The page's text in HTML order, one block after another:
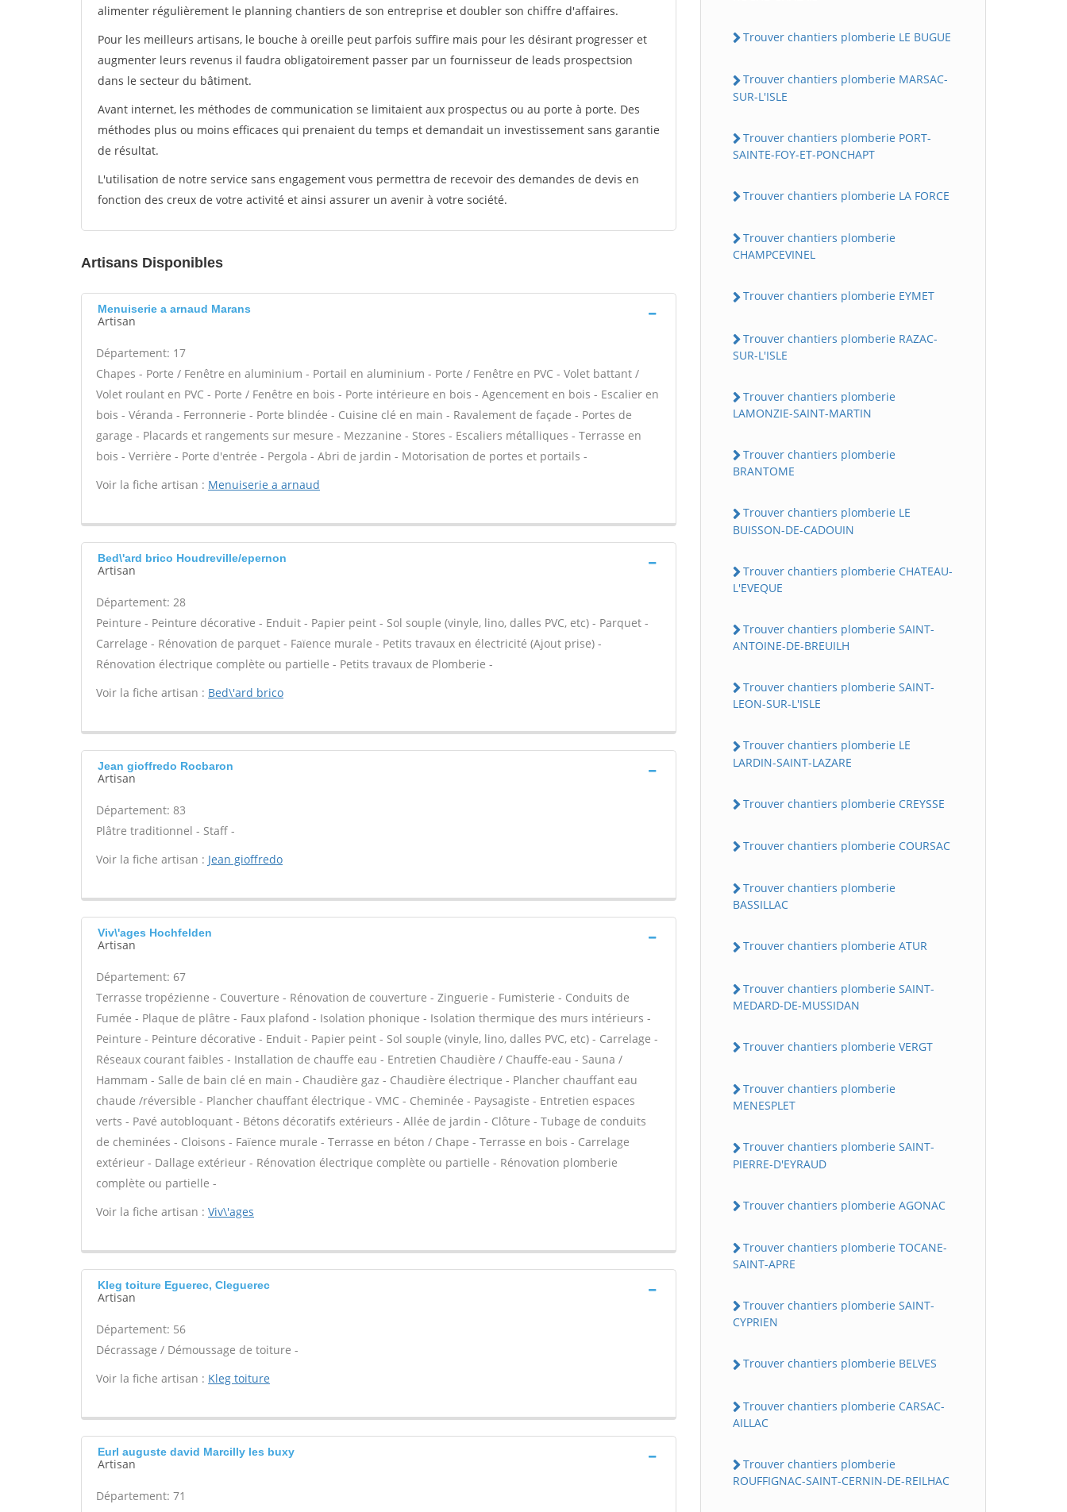
alimenter régulièrement le planning chantiers de son entreprise et doubler son chiffre d'affaires.
Pour les meilleurs artisans, le bouche à oreille peut parfois suffire mais pour les désirant progresser et
augmenter leurs revenus il faudra obligatoirement passer par un fournisseur de leads prospectsion
dans le secteur du bâtiment.
Avant internet, les méthodes de communication se limitaient aux prospectus ou au porte à porte. Des
méthodes plus ou moins efficaces qui prenaient du temps et demandait un investissement sans garantie
de résultat.
L'utilisation de notre service sans engagement vous permettra de recevoir des demandes de devis en
fonction des creux de votre activité et ainsi assurer un avenir à votre société.
Artisans Disponibles
Menuiserie a arnaud Marans
Artisan
Département: 17
Chapes - Porte / Fenêtre en aluminium - Portail en aluminium - Porte / Fenêtre en PVC - Volet battant /
Volet roulant en PVC - Porte / Fenêtre en bois - Porte intérieure en bois - Agencement en bois - Escalier en
bois - Véranda - Ferronnerie - Porte blindée - Cuisine clé en main - Ravalement de façade - Portes de
garage - Placards et rangements sur mesure - Mezzanine - Stores - Escaliers métalliques - Terrasse en
bois - Verrière - Porte d'entrée - Pergola - Abri de jardin - Motorisation de portes et portails -
Voir la fiche artisan : Menuiserie a arnaud
Bed\'ard brico Houdreville/epernon
Artisan
Département: 28
Peinture - Peinture décorative - Enduit - Papier peint - Sol souple (vinyle, lino, dalles PVC, etc) - Parquet -
Carrelage - Rénovation de parquet - Faïence murale - Petits travaux en électricité (Ajout prise) -
Rénovation électrique complète ou partielle - Petits travaux de Plomberie -
Voir la fiche artisan : Bed\'ard brico
Jean gioffredo Rocbaron
Artisan
Département: 83
Plâtre traditionnel - Staff -
Voir la fiche artisan : Jean gioffredo
Viv\'ages Hochfelden
Artisan
Département: 67
Terrasse tropézienne - Couverture - Rénovation de couverture - Zinguerie - Fumisterie - Conduits de
Fumée - Plaque de plâtre - Faux plafond - Isolation phonique - Isolation thermique des murs intérieurs -
Peinture - Peinture décorative - Enduit - Papier peint - Sol souple (vinyle, lino, dalles PVC, etc) - Carrelage -
Réseaux courant faibles - Installation de chauffe eau - Entretien Chaudière / Chauffe-eau - Sauna /
Hammam - Salle de bain clé en main - Chaudière gaz - Chaudière électrique - Plancher chauffant eau
chaude /réversible - Plancher chauffant électrique - VMC - Cheminée - Paysagiste - Entretien espaces
verts - Pavé autobloquant - Bétons décoratifs extérieurs - Allée de jardin - Clôture - Tubage de conduits
de cheminées - Cloisons - Faïence murale - Terrasse en béton / Chape - Terrasse en bois - Carrelage
extérieur - Dallage extérieur - Rénovation électrique complète ou partielle - Rénovation plomberie
complète ou partielle -
Voir la fiche artisan : Viv\'ages
Kleg toiture Eguerec, Cleguerec
Artisan
Département: 56
Décrassage / Démoussage de toiture -
Voir la fiche artisan : Kleg toiture
Eurl auguste david Marcilly les buxy
Artisan
Département: 71
Trouver chantiers plomberie LE BUGUE
Trouver chantiers plomberie MARSAC-
SUR-L'ISLE
Trouver chantiers plomberie PORT-
SAINTE-FOY-ET-PONCHAPT
Trouver chantiers plomberie LA FORCE
Trouver chantiers plomberie
CHAMPCEVINEL
Trouver chantiers plomberie EYMET
Trouver chantiers plomberie RAZAC-
SUR-L'ISLE
Trouver chantiers plomberie
LAMONZIE-SAINT-MARTIN
Trouver chantiers plomberie
BRANTOME
Trouver chantiers plomberie LE
BUISSON-DE-CADOUIN
Trouver chantiers plomberie CHATEAU-
L'EVEQUE
Trouver chantiers plomberie SAINT-
ANTOINE-DE-BREUILH
Trouver chantiers plomberie SAINT-
LEON-SUR-L'ISLE
Trouver chantiers plomberie LE
LARDIN-SAINT-LAZARE
Trouver chantiers plomberie CREYSSE
Trouver chantiers plomberie COURSAC
Trouver chantiers plomberie
BASSILLAC
Trouver chantiers plomberie ATUR
Trouver chantiers plomberie SAINT-
MEDARD-DE-MUSSIDAN
Trouver chantiers plomberie VERGT
Trouver chantiers plomberie
MENESPLET
Trouver chantiers plomberie SAINT-
PIERRE-D'EYRAUD
Trouver chantiers plomberie AGONAC
Trouver chantiers plomberie TOCANE-
SAINT-APRE
Trouver chantiers plomberie SAINT-
CYPRIEN
Trouver chantiers plomberie BELVES
Trouver chantiers plomberie CARSAC-
AILLAC
Trouver chantiers plomberie
ROUFFIGNAC-SAINT-CERNIN-DE-REILHAC